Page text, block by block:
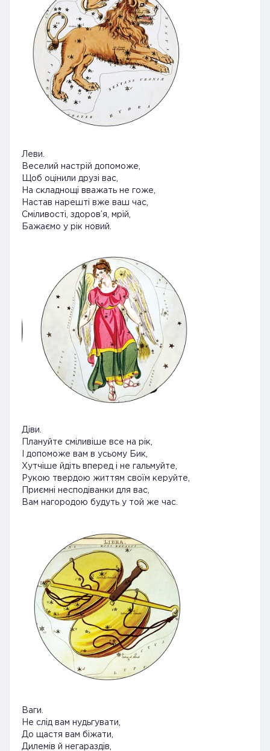
Леви.
Веселий настрій допоможе,
Щоб оцінили друзі вас,
На складнощі вважать не гоже,
Настав нарешті вже ваш час,
Сміливості, здоров’я, мрій,
Бажаємо у рік новий.
Діви.
Плануйте сміливіше все на рік,
І допоможе вам в усьому Бик,
Хутчіше йдіть вперед і не гальмуйте,
Рукою твердою життям своїм керуйте,
Приємні несподіванки для вас,
Вам нагородою будуть у той же час.
Ваги.
Не слід вам нудьгувати,
До щастя вам біжати,
Дилемів й негараздів,